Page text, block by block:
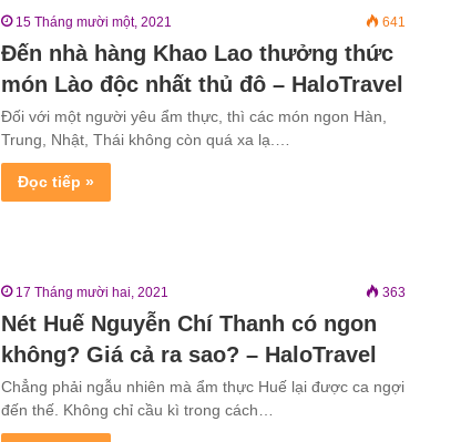
15 Tháng mười một, 2021 641
Đến nhà hàng Khao Lao thưởng thức
món Lào độc nhất thủ đô – HaloTravel
Đối với một người yêu ẩm thực, thì các món ngon Hàn,
Trung, Nhật, Thái không còn quá xa lạ.…
Đọc tiếp »
17 Tháng mười hai, 2021 363
Nét Huế Nguyễn Chí Thanh có ngon
không? Giá cả ra sao? – HaloTravel
Chẳng phải ngẫu nhiên mà ẩm thực Huế lại được ca ngợi
đến thế. Không chỉ cầu kì trong cách…